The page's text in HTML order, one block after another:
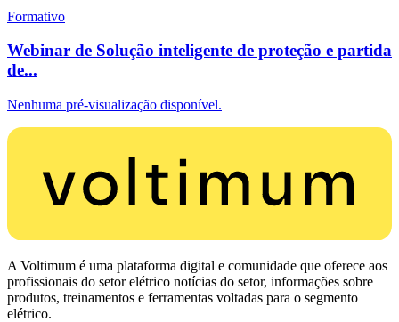
Formativo
Webinar de Solução inteligente de proteção e partida
de...
Nenhuma pré-visualização disponível.
A Voltimum é uma plataforma digital e comunidade que oferece aos
profissionais do setor elétrico notícias do setor, informações sobre
produtos, treinamentos e ferramentas voltadas para o segmento
elétrico.